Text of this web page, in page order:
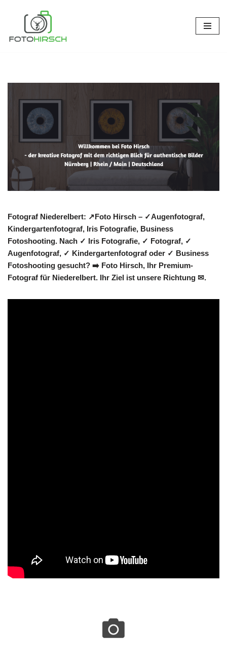
Inhalt
Fotograf Niederelbert: ↗️Foto Hirsch – ✓Augenfotograf,
Kindergartenfotograf, Iris Fotografie, Business
Fotoshooting. Nach ✓ Iris Fotografie, ✓ Fotograf, ✓
Augenfotograf, ✓ Kindergartenfotograf oder ✓ Business
Fotoshooting gesucht? ➡️ Foto Hirsch, Ihr Premium-
Fotograf für Niederelbert. Ihr Ziel ist unsere Richtung ✉.